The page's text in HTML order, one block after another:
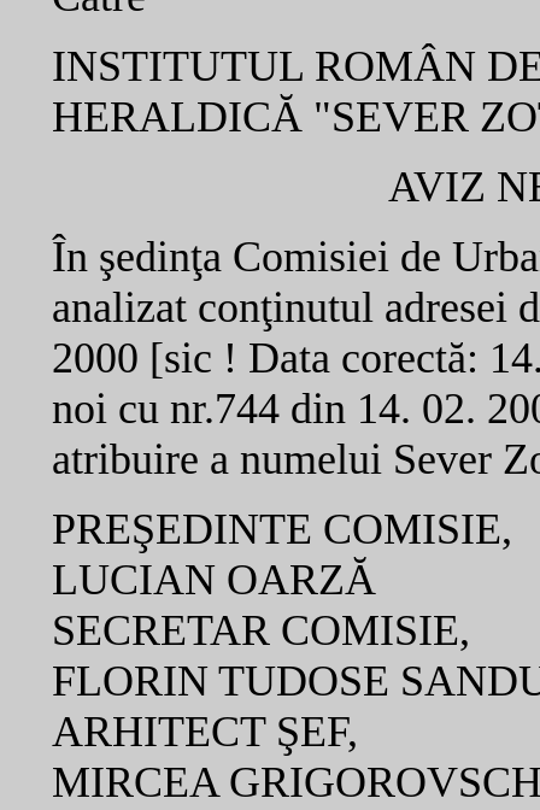
INSTITUTUL ROMÂN
HERALDICĂ "SEVER
AVIZ
În şedinţa Comisiei de
analizat conţinutul adresei
2000 [sic ! Data corectă:
noi cu nr.744 din 14. 02.
atribuire a numelui Sever
PREŞEDINTE COMISIE,
LUCIAN OARZĂ
SECRETAR COMISIE,
FLORIN TUDOSE
ARHITECT ŞEF,
MIRCEA